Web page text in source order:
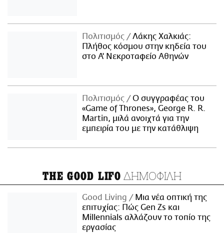
Πολιτισμός
Λάκης Χαλκιάς:
Πλήθος κόσμου στην κηδεία του
στο Α' Νεκροταφείο Αθηνών
Πολιτισμός
Ο συγγραφέας του
«Game of Thrones», George R. R.
Martin, μιλά ανοιχτά για την
εμπειρία του με την κατάθλιψη
THE GOOD LIFO ΔΗΜΟΦΙΛΗ
Good Living
Μια νέα οπτική της
επιτυχίας: Πώς Gen Zs και
Millennials αλλάζουν το τοπίο της
εργασίας